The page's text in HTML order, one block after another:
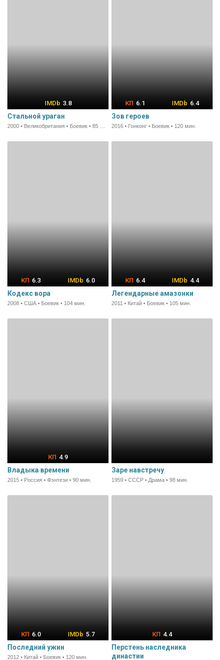
3.8
Стальной ураган
6.1 6.4
Зов героев
2016 • Гонконг • Боевик • 120 мин.
6.3 6.0
Кодекс вора
2008 • США • Боевик • 104 мин.
6.4 4.4
Легендарные амазонки
2011 • Китай • Боевик • 105 мин.
4.9
Владыка времени
2015 • Россия • Фэнтези • 90 мин.
Заре навстречу
1959 • СССР • Драма • 98 мин.
6.0 5.7
Последний ужин
2012 • Китай • Боевик • 120 мин.
4.4
Перстень наследника
династии